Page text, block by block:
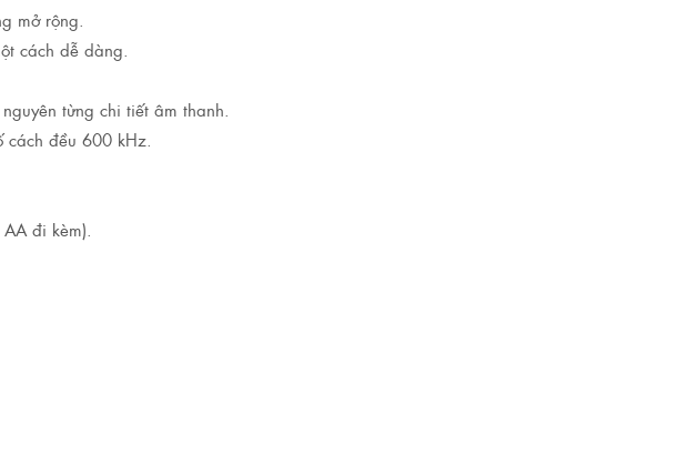
mở rộng.
cách dễ dàng.
từng chi tiết âm thanh.
cách đều 600 kHz.
đi kèm).